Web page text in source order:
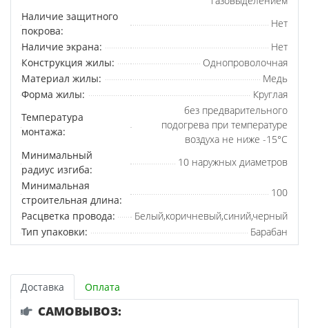
Наличие защитного
покрова:
Нет
Наличие экрана:
Нет
Конструкция жилы:
Однопроволочная
Материал жилы:
Медь
Форма жилы:
Круглая
Температура
монтажа:
без предварительного
подогрева при температуре
воздуха не ниже -15°С
Минимальный
радиус изгиба:
10 наружных диаметров
Минимальная
строительная длина:
100
Расцветка провода:
Белый,коричневый,синий,черный
Тип упаковки:
Барабан
Доставка Оплата
САМОВЫВОЗ: